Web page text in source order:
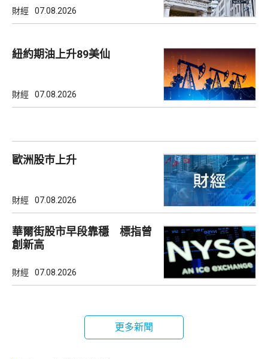
財經 07.08.2026
紐約期油上升89美仙
財經 07.08.2026
歐洲股巿上升
財經 07.08.2026
華爾街股市早段靠穩 標指曾
創新高
財經 07.08.2026
更多新聞